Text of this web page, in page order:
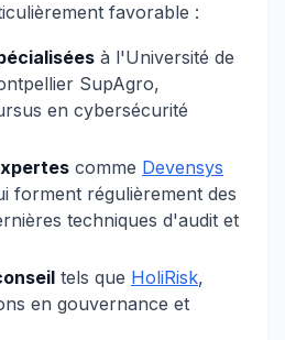
favorable :
à l'Université de
SupAgro,
en cybersécurité
comme Devensys
forment régulièrement des
techniques d'audit et
tels que HoliRisk,
en gouvernance et